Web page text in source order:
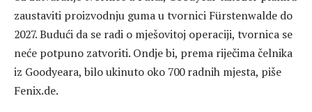
zaustaviti proizvodnju guma u tvornici Fürstenwalde do
2027. Budući da se radi o mješovitoj operaciji, tvornica se
neće potpuno zatvoriti. Ondje bi, prema riječima čelnika
iz Goodyeara, bilo ukinuto oko 700 radnih mjesta, piše
Fenix.de.